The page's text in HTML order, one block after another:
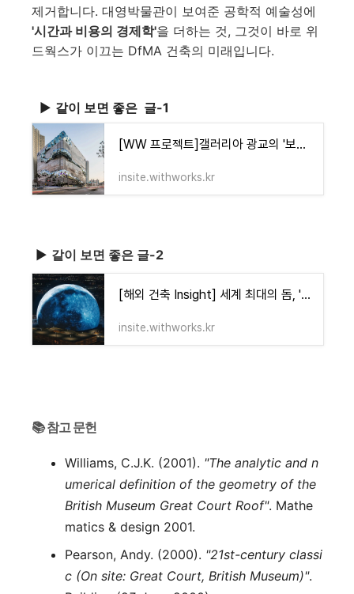
제거합니다. 대영박물관이 보여준 공학적 예술성에
'시간과 비용의 경제학'을 더하는 것, 그것이 바로 위
드웍스가 이끄는 DfMA 건축의 미래입니다.
▶ 같이 보면 좋은 글-1
[WW 프로젝트]갤러리아 광교의 '보석 파사드', 3D 프린터로 지었다고?
insite.withworks.kr
▶ 같이 보면 좋은 글-2
[해외 건축 Insight] 세계 최대의 돔, '더 스피어(The Sphere)'
insite.withworks.kr
📚 참고 문헌
Williams, C.J.K. (2001). "The analytic and n
umerical definition of the geometry of the
British Museum Great Court Roof". Mathe
matics & design 2001.
Pearson, Andy. (2000). "21st-century classi
c (On site: Great Court, British Museum)".